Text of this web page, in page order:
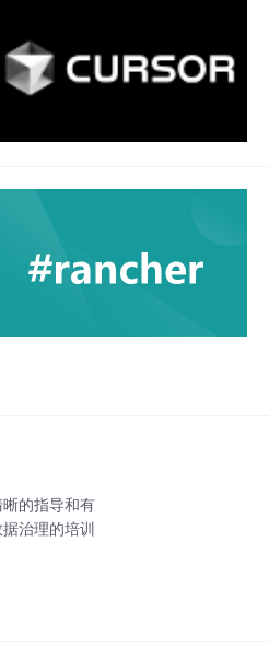
的指导和有
治理的培训